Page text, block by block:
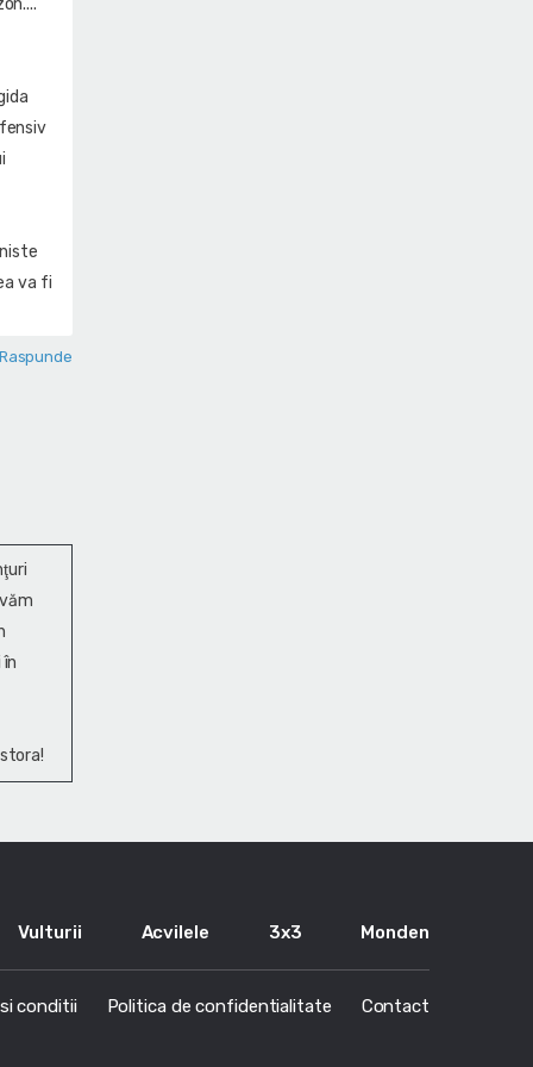
va fi
Raspunde
Vulturii Acvilele 3x3 Monden
conditii Politica de confidentialitate Contact